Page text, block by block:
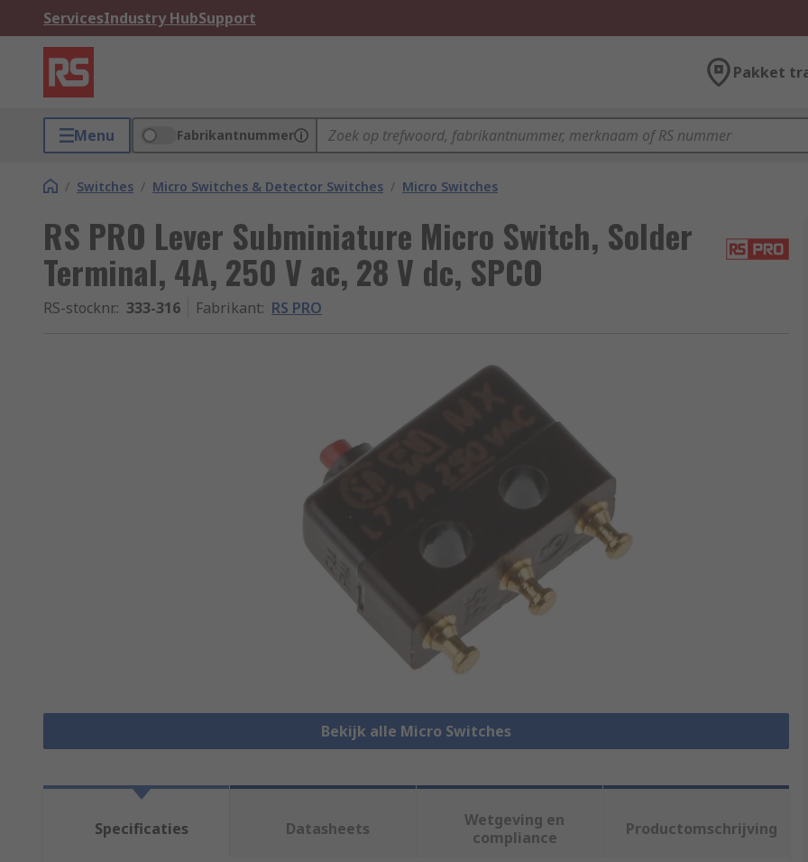
ServicesIndustry HubSupport
Pakket
Menu Fabrikantnummer
/ Switches / Micro Switches & Detector Switches / Micro Switches
RS PRO Lever Subminiature Micro Switch, Solder
Terminal, 4A, 250 V ac, 28 V dc, SPCO
RS-stocknr.: 333-316 Fabrikant: RS PRO
Bekijk alle Micro Switches
Specificaties Datasheets
Wetgeving en
compliance
Productomschrijving